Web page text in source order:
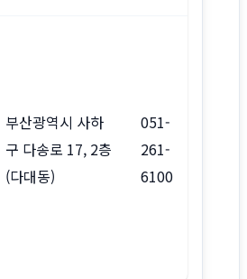
부산광역시 사하
구 다송로 17, 2층
(다대동)
051-
261-
6100